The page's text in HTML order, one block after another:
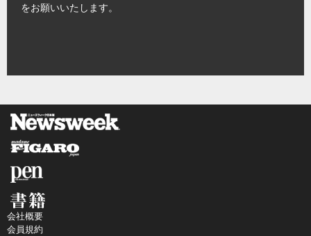
をお願いいたします。
会社概要
会員規約